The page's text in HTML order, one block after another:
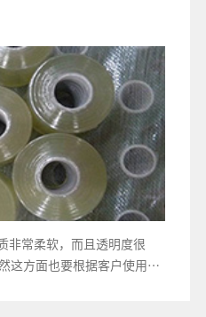
非常柔软，而且透明度很
这方面也要根据客户使用PV